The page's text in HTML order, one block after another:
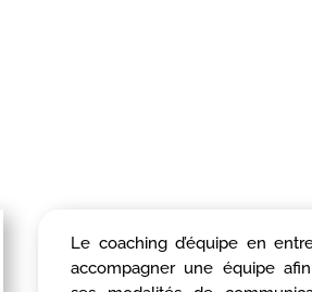
Le coaching d’équipe en
accompagner une équipe